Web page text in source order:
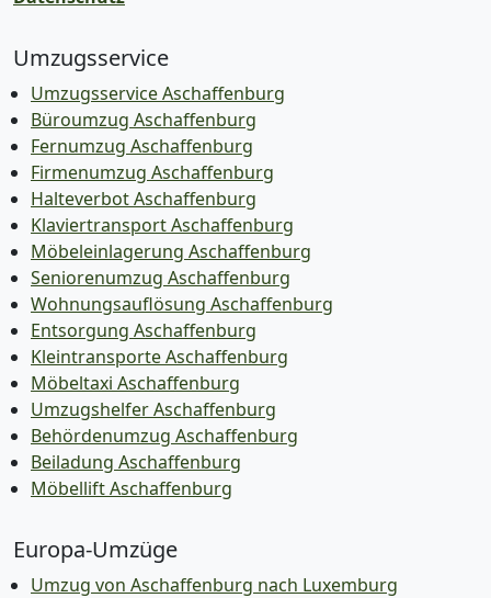
Umzugsservice
Umzugsservice Aschaffenburg
Büroumzug Aschaffenburg
Fernumzug Aschaffenburg
Firmenumzug Aschaffenburg
Halteverbot Aschaffenburg
Klaviertransport Aschaffenburg
Möbeleinlagerung Aschaffenburg
Seniorenumzug Aschaffenburg
Wohnungsauflösung Aschaffenburg
Entsorgung Aschaffenburg
Kleintransporte Aschaffenburg
Möbeltaxi Aschaffenburg
Umzugshelfer Aschaffenburg
Behördenumzug Aschaffenburg
Beiladung Aschaffenburg
Möbellift Aschaffenburg
Europa-Umzüge
Umzug von Aschaffenburg nach Luxemburg